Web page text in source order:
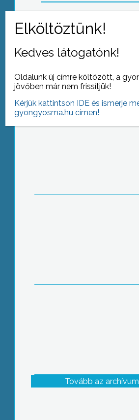
Mindenszentek
Tovább az
Kedves látogatónk!
Oldalunk új címre költözött, a
jövőben már nem frissítjük!
Kérjük kattintson IDE és ismerje
gyongyosma.hu címen!